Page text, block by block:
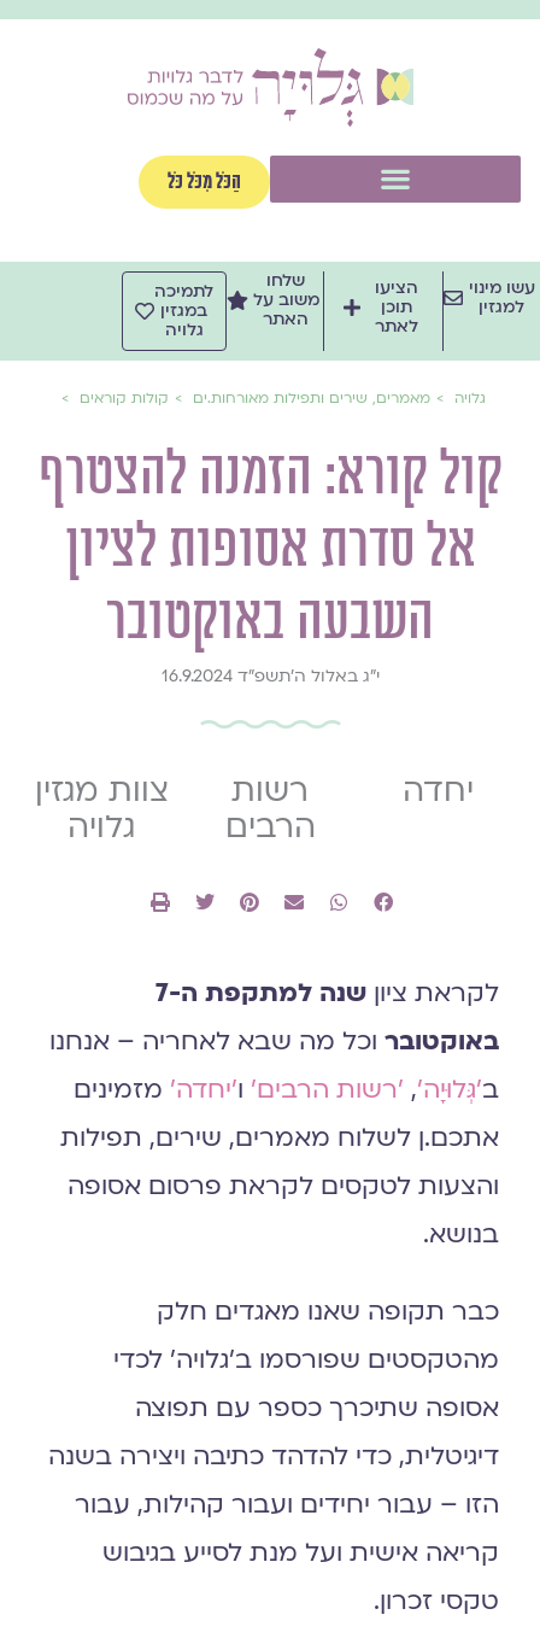
לתוכן
הַכֹּל מִכֹּל כֹּל
עשו מינוי
למגזין
הציעו
תוכן
לאתר
שלחו
משוב על
האתר
לתמיכה
במגזין
גלויה
גלויה מאמרים, שירים ותפילות מאורחות.ים קולות קוראים
קול קורא: הזמנה להצטרף
אל סדרת אסופות לציון
השבעה באוקטובר
י״ג באלול ה׳תשפ״ד 16.9.2024
יחדה
רשות
הרבים
צוות מגזין
גלויה
לקראת ציון
שנה למתקפת ה-7
באוקטובר וכל מה שבא לאחריה – אנחנו
ב׳גְּלוּיָה׳, ׳רשות הרבים׳ ו׳יחדה׳ מזמינים
אתכם.ן לשלוח מאמרים, שירים, תפילות
והצעות לטקסים לקראת פרסום אסופה
בנושא.
כבר תקופה שאנו מאגדים חלק
מהטקסטים שפורסמו ב׳גלויה׳ לכדי
אסופה שתיכרך כספר עם תפוצה
דיגיטלית, כדי להדהד כתיבה ויצירה בשנה
הזו – עבור יחידים ועבור קהילות, עבור
קריאה אישית ועל מנת לסייע בגיבוש
טקסי זכרון.